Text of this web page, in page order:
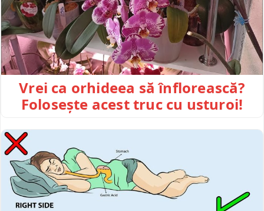
Vrei ca orhideea să înflorească?
Folosește acest truc cu usturoi!